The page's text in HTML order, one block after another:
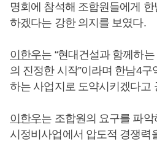
명회에 참석해 조합원들에게
하겠다는 강한 의지를 보였다.
이한우는 “현대건설과 함께하
의 진정한 시작”이라며 한남4구
하는 사업지로 도약시키겠다고
이한우는 조합원의 요구를 파
시정비사업에서 압도적 경쟁력